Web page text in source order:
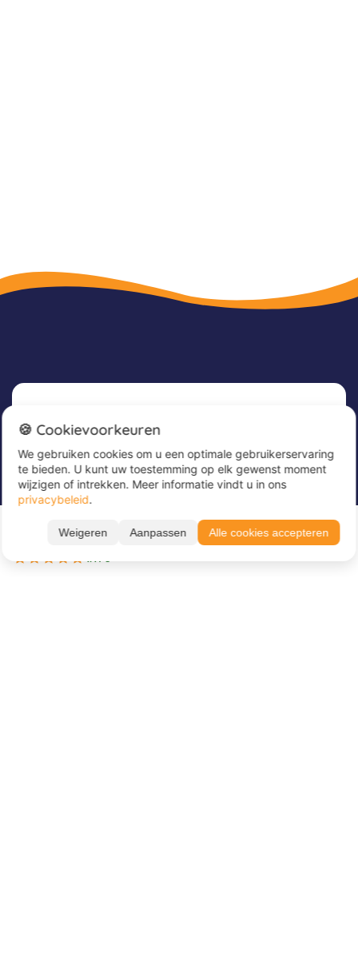
Vanaf 369 €
BOEK NU
Nieuwsbrief
Meld u nu aan voor onze nieuwsbrief om
geweldige aanbiedingen te ontvangen en op de
hoogte te blijven!
Voer hier uw e-mailadres in*
🍪 Cookievoorkeuren
We gebruiken cookies om u een optimale gebruikerservaring
te bieden. U kunt uw toestemming op elk gewenst moment
wijzigen of intrekken. Meer informatie vindt u in ons
privacybeleid.
Weigeren Aanpassen Alle cookies accepteren